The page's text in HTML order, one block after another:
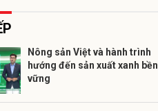
Nông sản Việt và hành trình
hướng đến sản xuất xanh bền
vững